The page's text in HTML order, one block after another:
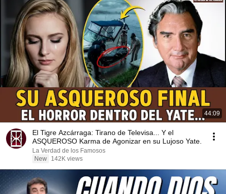
44:09
El Tigre Azcárraga: Tirano de Televisa... Y el
ASQUEROSO Karma de Agonizar en su Lujoso Yate.
La Verdad de los Famosos
New
142K views